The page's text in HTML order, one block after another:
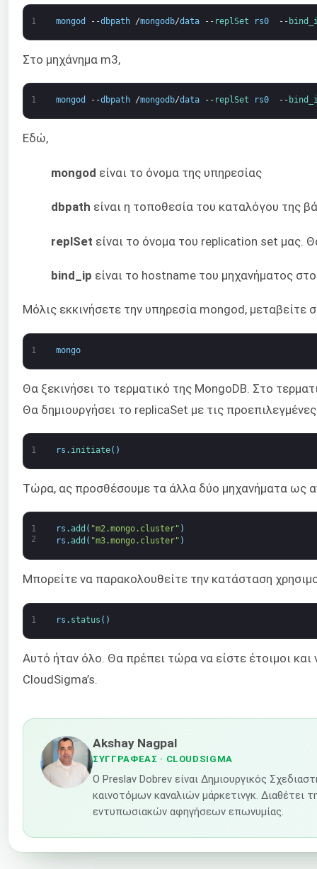
1 mongod --dbpath /mongodb/data -- replSet rs0 --
Στο μηχάνημα m3,
1 mongod --dbpath /mongodb/data -- replSet rs0 --
Εδώ,
mongod είναι το όνομα της υπηρεσίας
dbpath είναι η τοποθεσία του καταλόγου της
replSet είναι το όνομα του replication set μας.
bind_ip είναι το hostname του μηχανήματος
Μόλις εκκινήσετε την υπηρεσία mongod,
1 mongo
Θα ξεκινήσει το τερματικό της MongoDB. Στο
Θα δημιουργήσει το replicaSet με τις
1 rs . initiate( )
Τώρα, ας προσθέσουμε τα άλλα δύο μηχανήματα ως
1
2
rs .add ( "m2.mongo.cluster" )
rs .add ( "m3.mongo.cluster" )
Μπορείτε να παρακολουθείτε την κατάσταση
1 rs . status ( )
Αυτό ήταν όλο. Θα πρέπει τώρα να είστε έτοιμοι
CloudSigma’s.
Akshay Nagpal
ΣΥΓΓΡΑΦΈΑΣ · CLOUDSIGMA
Ο Preslav Dobrev είναι Δημιουργικός
καινοτόμων καναλιών μάρκετινγκ. Διαθέτει
εντυπωσιακών αφηγήσεων επωνυμίας.